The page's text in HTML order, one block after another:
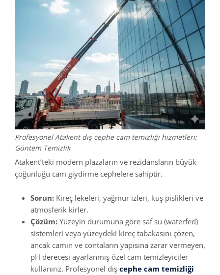
Profesyonel Atakent dış cephe cam temizliği hizmetleri:
Güntem Temizlik
Atakent’teki modern plazaların ve rezidansların büyük
çoğunluğu cam giydirme cephelere sahiptir.
Sorun: Kireç lekeleri, yağmur izleri, kuş pislikleri ve
atmosferik kirler.
Çözüm: Yüzeyin durumuna göre saf su (waterfed)
sistemleri veya yüzeydeki kireç tabakasını çözen,
ancak camın ve contaların yapısına zarar vermeyen,
pH derecesi ayarlanmış özel cam temizleyiciler
kullanırız. Profesyonel dış cephe cam temizliği